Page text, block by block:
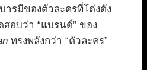
ารมีของตัวละครที่โด่งดัง
อบว่า “แบรนด์” ของ
ทรงพลังกว่า “ตัวละคร”